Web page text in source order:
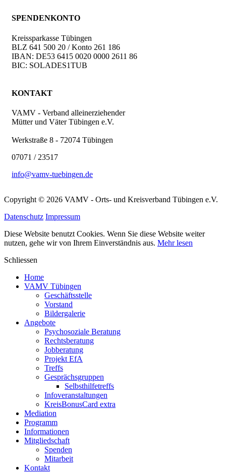
SPENDENKONTO
Kreissparkasse Tübingen
BLZ 641 500 20 / Konto 261 186
IBAN: DE53 6415 0020 0000 2611 86
BIC: SOLADES1TUB
KONTAKT
VAMV - Verband alleinerziehender
Mütter und Väter Tübingen e.V.
Werkstraße 8 - 72074 Tübingen
07071 / 23517
info@vamv-tuebingen.de
Copyright © 2026 VAMV - Orts- und Kreisverband Tübingen e.V.
Datenschutz Impressum
Diese Website benutzt Cookies. Wenn Sie diese Website weiter
nutzen, gehe wir von Ihrem Einverständnis aus. Mehr lesen
Schliessen
Home
VAMV Tübingen
Geschäftsstelle
Vorstand
Bildergalerie
Angebote
Psychosoziale Beratung
Rechtsberatung
Jobberatung
Projekt EfA
Treffs
Gesprächsgruppen
Selbsthilfetreffs
Infoveranstaltungen
KreisBonusCard extra
Mediation
Programm
Informationen
Mitgliedschaft
Spenden
Mitarbeit
Kontakt